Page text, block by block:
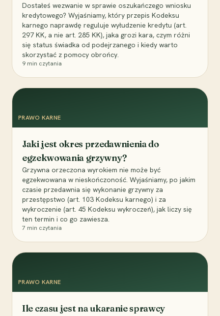
Dostałeś wezwanie w sprawie oszukańczego wniosku
kredytowego? Wyjaśniamy, który przepis Kodeksu
karnego naprawdę reguluje wyłudzenie kredytu (art.
297 KK, a nie art. 285 KK), jaka grozi kara, czym różni
się status świadka od podejrzanego i kiedy warto
skorzystać z pomocy obrońcy.
9 min czytania
PRAWO KARNE
Jaki jest okres przedawnienia do
egzekwowania grzywny?
Grzywna orzeczona wyrokiem nie może być
egzekwowana w nieskończoność. Wyjaśniamy, po jakim
czasie przedawnia się wykonanie grzywny za
przestępstwo (art. 103 Kodeksu karnego) i za
wykroczenie (art. 45 Kodeksu wykroczeń), jak liczy się
ten termin i co go zawiesza.
7 min czytania
PRAWO KARNE
Ile czasu jest na ukaranie sprawcy